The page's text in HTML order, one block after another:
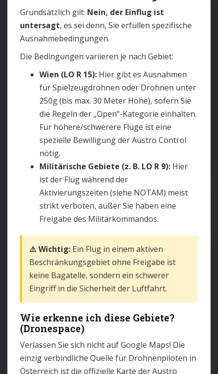
Grundsätzlich gilt: Nein, der Einflug ist
untersagt, es sei denn, Sie erfüllen spezifische
Ausnahmebedingungen.
Die Bedingungen variieren je nach Gebiet:
Wien (LO R 15): Hier gibt es Ausnahmen
für Spielzeugdrohnen oder Drohnen unter
250g (bis max. 30 Meter Höhe), sofern Sie
die Regeln der „Open“-Kategorie einhalten.
Für höhere/schwerere Flüge ist eine
spezielle Bewilligung der Austro Control
nötig.
Militärische Gebiete (z. B. LO R 9): Hier
ist der Flug während der
Aktivierungszeiten (siehe NOTAM) meist
strikt verboten, außer Sie haben eine
Freigabe des Militärkommandos.
⚠️ Wichtig: Ein Flug in einem aktiven
Beschränkungsgebiet ohne Freigabe ist
keine Bagatelle, sondern ein schwerer
Eingriff in die Sicherheit der Luftfahrt.
Wie erkenne ich diese Gebiete?
(Dronespace)
Verlassen Sie sich nicht auf Google Maps! Die
einzig verbindliche Quelle für Drohnenpiloten in
Österreich ist die offizielle Karte der Austro